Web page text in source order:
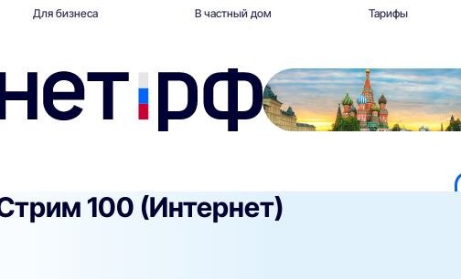
Для бизнеса В частный дом Тарифы
100 (Интернет)